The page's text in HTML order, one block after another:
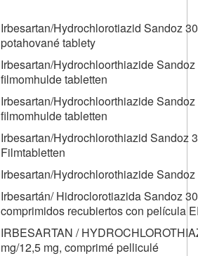
Irbesartan/Hydrochlorotiazid Sandoz
potahované tablety
Irbesartan/Hydrochloorthiazide
filmomhulde tabletten
Irbesartan/Hydrochloorthiazide
filmomhulde tabletten
Irbesartan/Hydrochlorothiazid Sandoz
Filmtabletten
Irbesartan/Hydrochlorothiazide Sandoz
Irbesartán/ Hidroclorotiazida Sandoz
comprimidos recubiertos con película
IRBESARTAN /
mg/12,5 mg, comprimé pelliculé